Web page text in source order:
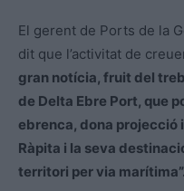
El gerent de Ports de la
dit que l’activitat de
gran notícia, fruit del
de Delta Ebre Port, que
ebrenca, dona projecció
Ràpita i la seva
territori per via marítima”.